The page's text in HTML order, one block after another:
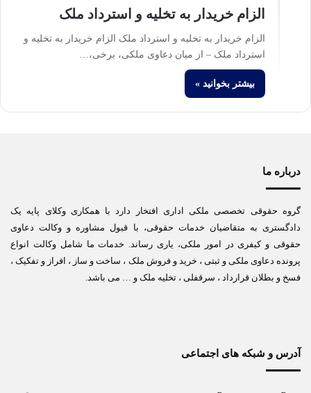
الزام خریدار به تخلیه و استرداد ملک
الزام خریدار به تخلیه و استرداد ملک الزام خریدار به تخلیه و
استرداد ملک – از میان دعاوی ملکی، برخی،…
بیشتر بخوانید »
درباره ما
گروه حقوقی تخصصی ملکی اداری افتخار دارد با همکاری وکلای پایه یک
دادگستری به متقاضیان خدمات حقوقی، با قبول مشاوره و وکالت دعاوی
حقوقی و کیفری در امور ملکی، یاری رساند. خدمات ما شامل وکالت انواع
پرونده دعاوی ملکی و ثبتی ، خرید و فروش ملک ، ساخت و ساز ، افراز و تفکیک ،
فسخ و بطلان قرارداد ، سرقفلی ، تخلیه ملک و … می باشد.
آدرس و شبکه های اجتماعی